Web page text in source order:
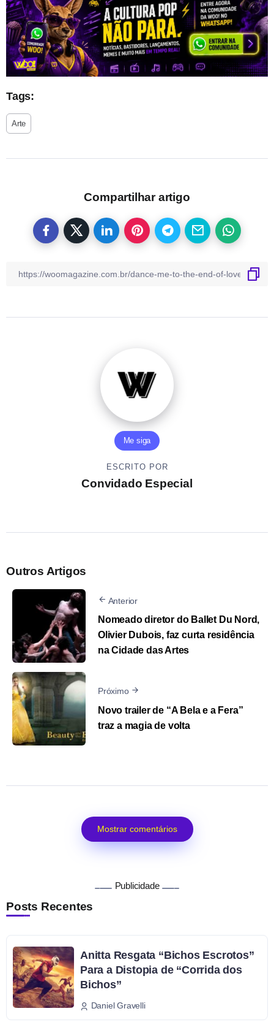
Tags:
Arte
Compartilhar artigo
Me siga
ESCRITO POR
Convidado Especial
Outros Artigos
Anterior
Nomeado diretor do Ballet Du Nord,
Olivier Dubois, faz curta residência
na Cidade das Artes
Próximo
Novo trailer de “A Bela e a Fera”
traz a magia de volta
Mostrar comentários
Publicidade
Posts Recentes
Anitta Resgata “Bichos Escrotos”
Para a Distopia de “Corrida dos
Bichos”
Daniel Gravelli